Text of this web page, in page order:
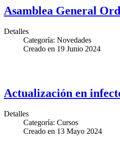
Asamblea General
Detalles
Categoría: Novedades
Creado en 19 Junio 2024
Actualización en
Detalles
Categoría: Cursos
Creado en 13 Mayo 2024